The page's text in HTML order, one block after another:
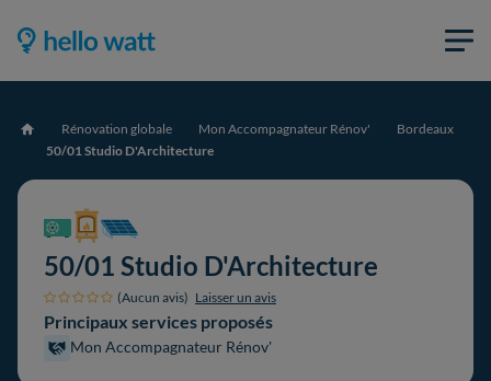
Accueil Rénovation globale Mon Accompagnateur Rénov'
Bordeaux
50/01 Studio D'Architecture
50/01 Studio D'Architecture
(Aucun avis) Laisser un avis
Principaux services proposés
Mon Accompagnateur Rénov'